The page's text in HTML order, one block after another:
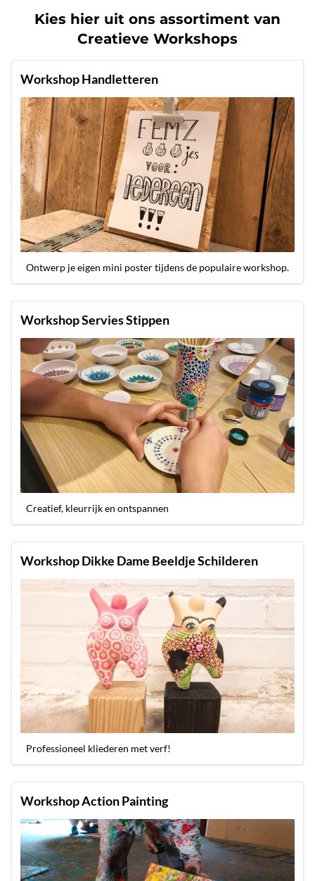
Kies hier uit ons assortiment van
Creatieve Workshops
Workshop Handletteren
Ontwerp je eigen mini poster tijdens de populaire workshop.
Workshop Servies Stippen
Creatief, kleurrijk en ontspannen
Workshop Dikke Dame Beeldje Schilderen
Professioneel kliederen met verf!
Workshop Action Painting